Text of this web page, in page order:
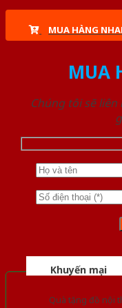
MUA HÀNG
MUA
Chúng tôi sẽ
Khuyến mại
Quà tặng đồ nội